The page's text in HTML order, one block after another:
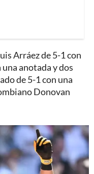
Arráez de 5-1 con
anotada y dos
de 5-1 con una
Donovan